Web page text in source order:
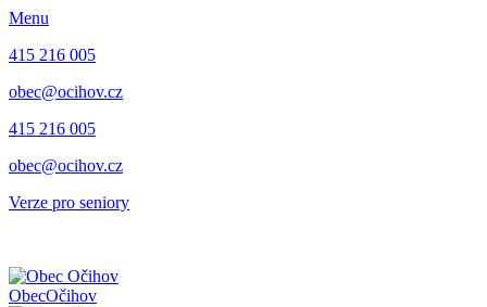
Menu
415 216 005
obec@ocihov.cz
415 216 005
obec@ocihov.cz
Verze pro seniory
ObecOčihov